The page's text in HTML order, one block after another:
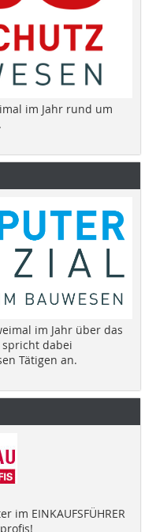
im Jahr rund um
im Jahr über das
dabei
Tätigen an.
im EINKAUFSFÜHRER